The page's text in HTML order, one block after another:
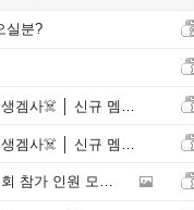
실분?
멤버 모집 중‼️ 성인,옾챗O
멤버 모집 중‼️ 성인,옾챗O
오 전용 입장 배그 대회